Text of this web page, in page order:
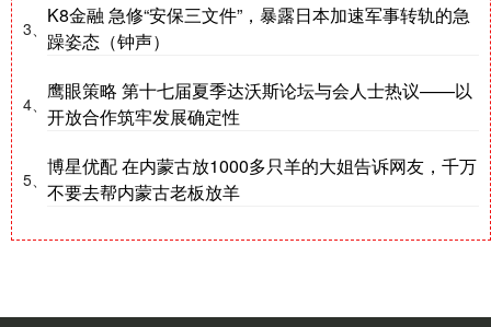
3、
K8金融 急修“安保三文件”，暴露日本加速军事转轨的急
躁姿态（钟声）
4、
鹰眼策略 第十七届夏季达沃斯论坛与会人士热议——以
开放合作筑牢发展确定性
5、
博星优配 在内蒙古放1000多只羊的大姐告诉网友，千万
不要去帮内蒙古老板放羊